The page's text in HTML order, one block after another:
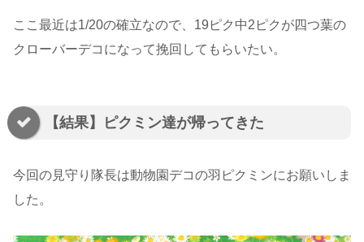
ここ最近は1/20の確立なので、19ピク中2ピクが四つ葉の
クローバーデコになって挽回してもらいたい。
【結果】ピクミン達が帰ってきた
今回の見守り隊長は動物園デコの羽ピクミンにお願いしま
した。